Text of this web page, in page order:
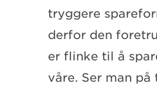
tryggere
derfor den
er flinke til å
våre. Ser man